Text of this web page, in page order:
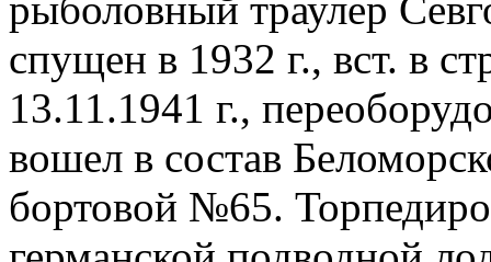
спущен в 1932 г., вст. в
13.11.1941 г.,
вошел в состав
бортовой №65.